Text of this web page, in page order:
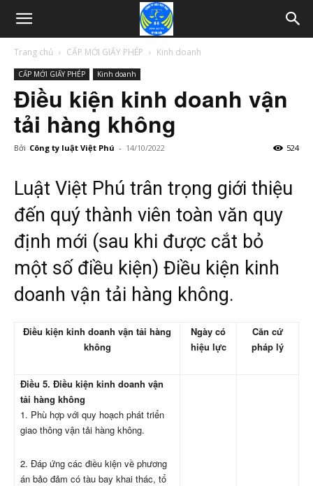
Trang chủ CẤP MỚI GIẤY PHÉP Kinh doanh
CẤP MỚI GIẤY PHÉP Kinh doanh
Điều kiện kinh doanh vận
tải hàng không
Bởi Công ty luật Việt Phú - 14/10/2022 524
Luật Việt Phú trân trọng giới thiệu
đến quý thành viên toàn văn quy
định mới (sau khi được cắt bỏ
một số điều kiện) Điều kiện kinh
doanh vận tải hàng không.
Điều kiện kinh doanh vận tải hàng
không
Ngày có
hiệu lực
Căn cứ
pháp lý
Điều 5. Điều kiện kinh doanh vận
tải hàng không
1. Phù hợp với quy hoạch phát triển
giao thông vận tải hàng không.
2. Đáp ứng các điều kiện về phương
án bảo đảm có tàu bay khai thác, tổ